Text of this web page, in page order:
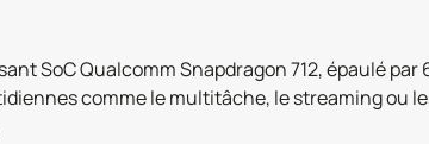
SoC Qualcomm Snapdragon 712, épaulé
comme le multitâche, le streaming ou